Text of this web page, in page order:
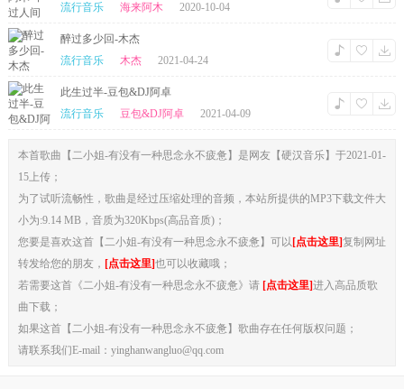
流行音乐
海来阿木 2020-10-04
醉过多少回-木杰
流行音乐
木杰 2021-04-24
此生过半-豆包&DJ阿卓
流行音乐
豆包&DJ阿卓 2021-04-09
本首歌曲【二小姐-有没有一种思念永不疲惫】是网友【硬汉音乐】于2021-01-
15上传；
为了试听流畅性，歌曲是经过压缩处理的音频，本站所提供的MP3下载文件大
小为:9.14 MB，音质为320Kbps(高品音质)；
您要是喜欢这首【二小姐-有没有一种思念永不疲惫】可以 [点击这里]复制网址
转发给您的朋友， [点击这里]也可以收藏哦；
若需要这首《二小姐-有没有一种思念永不疲惫》请 [点击这里]进入高品质歌
曲下载；
如果这首【二小姐-有没有一种思念永不疲惫】歌曲存在任何版权问题；
请联系我们E-mail：yinghanwangluo@qq.com